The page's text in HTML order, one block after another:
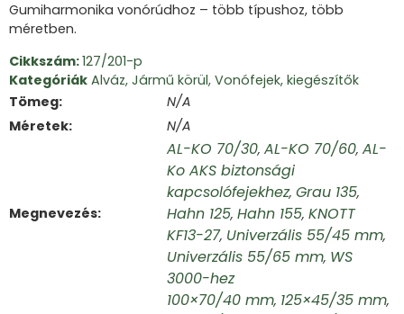
Gumiharmonika vonórúdhoz – több típushoz, több
méretben.
Cikkszám:127/201-p
Kategóriák Alváz, Jármű körül, Vonófejek, kiegészítők
Tömeg
N/A
Méretek
N/A
Megnevezés
AL-KO 70/30, AL-KO 70/60, AL-
Ko AKS biztonsági
kapcsolófejekhez, Grau 135,
Hahn 125, Hahn 155, KNOTT
KF13-27, Univerzális 55/45 mm,
Univerzális 55/65 mm, WS
3000-hez
100×70/40 mm, 125×45/35 mm,